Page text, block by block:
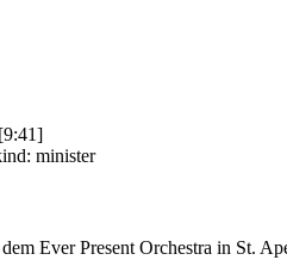
[9:41]
minister
Ever Present Orchestra in St.